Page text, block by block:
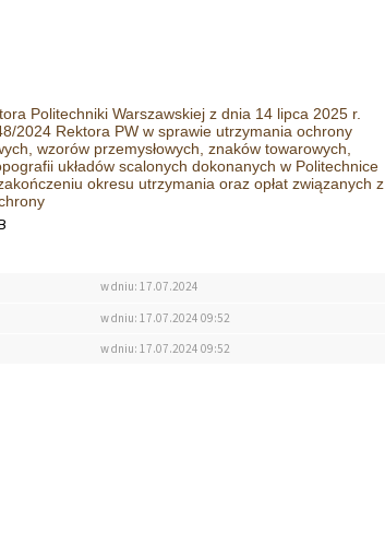
Politechniki Warszawskiej z dnia 14 lipca 2025 r.
2024 Rektora PW w sprawie utrzymania ochrony
wzorów przemysłowych, znaków towarowych,
układów scalonych dokonanych w Politechnice
okresu utrzymania oraz opłat związanych z
w dniu: 17.07.2024
w dniu: 17.07.2024 09:52
w dniu: 17.07.2024 09:52